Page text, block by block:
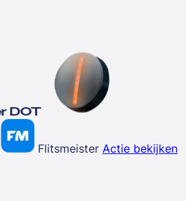
DOT
Flitsmeister Actie bekijken